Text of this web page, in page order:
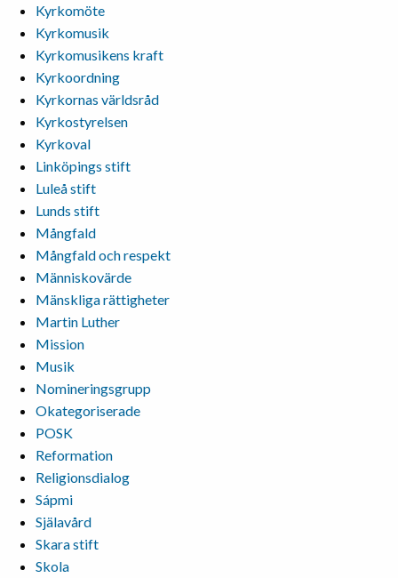
Kyrkomöte
Kyrkomusik
Kyrkomusikens kraft
Kyrkoordning
Kyrkornas världsråd
Kyrkostyrelsen
Kyrkoval
Linköpings stift
Luleå stift
Lunds stift
Mångfald
Mångfald och respekt
Människovärde
Mänskliga rättigheter
Martin Luther
Mission
Musik
Nomineringsgrupp
Okategoriserade
POSK
Reformation
Religionsdialog
Sápmi
Själavård
Skara stift
Skola